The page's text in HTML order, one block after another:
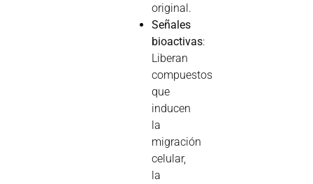
original.
Señales
bioactivas:
Liberan
compuestos
que
inducen
la
migración
celular,
la